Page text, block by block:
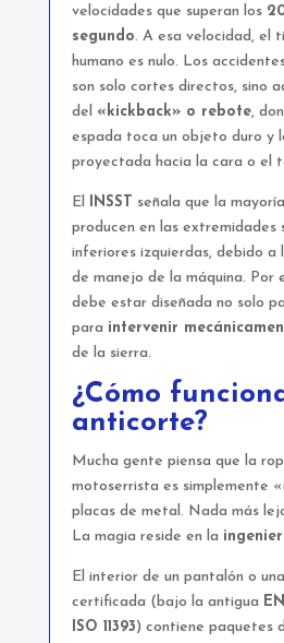
velocidades que superan los
segundo. A esa velocidad, el
humano es nulo. Los
son solo cortes directos, sino
del «kickback» o rebote,
espada toca un objeto duro y
proyectada hacia la cara o el
El INSST señala que la
producen en las extremidades
inferiores izquierdas, debido a
de manejo de la máquina. Por
debe estar diseñada no solo
para intervenir
de la sierra.
¿Cómo
anticorte?
Mucha gente piensa que la
motoserrista es simplemente
placas de metal. Nada más
La magia reside en la
El interior de un pantalón o
certificada (bajo la antigua
ISO 11393) contiene paquetes